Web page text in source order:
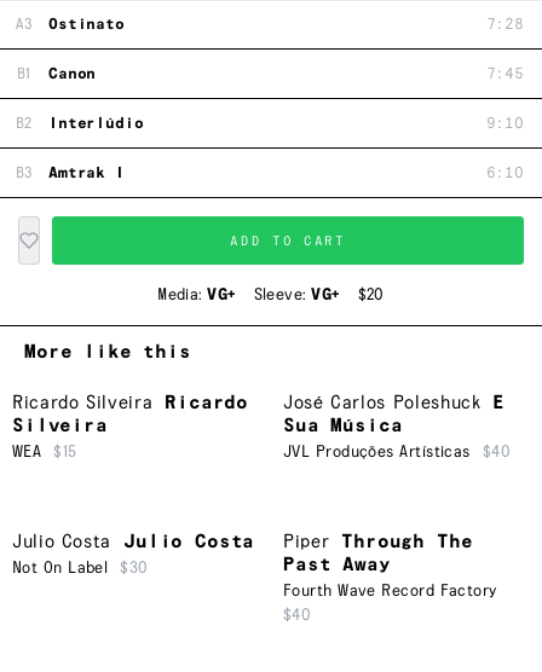
A3 Ostinato 7:28
B1 Canon 7:45
B2 Interlúdio 9:10
B3 Amtrak I 6:10
ADD TO CART
Media:VG+ Sleeve:VG+ $20
More like this
Ricardo Silveira
Ricardo
Silveira
WEA $15
José Carlos Poleshuck
E
Sua Música
JVL Produções Artísticas $40
Julio Costa Julio Costa
Not On Label $30
Piper
Through The
Past Away
Fourth Wave Record Factory
$40